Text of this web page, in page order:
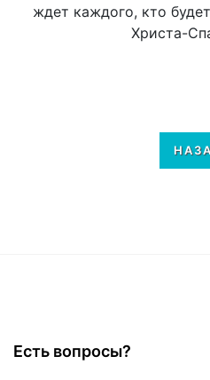
ждет каждого, кто
Христа-
Есть вопросы?